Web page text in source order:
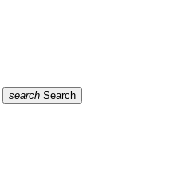
search Search